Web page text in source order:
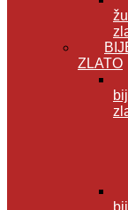
ZLATO